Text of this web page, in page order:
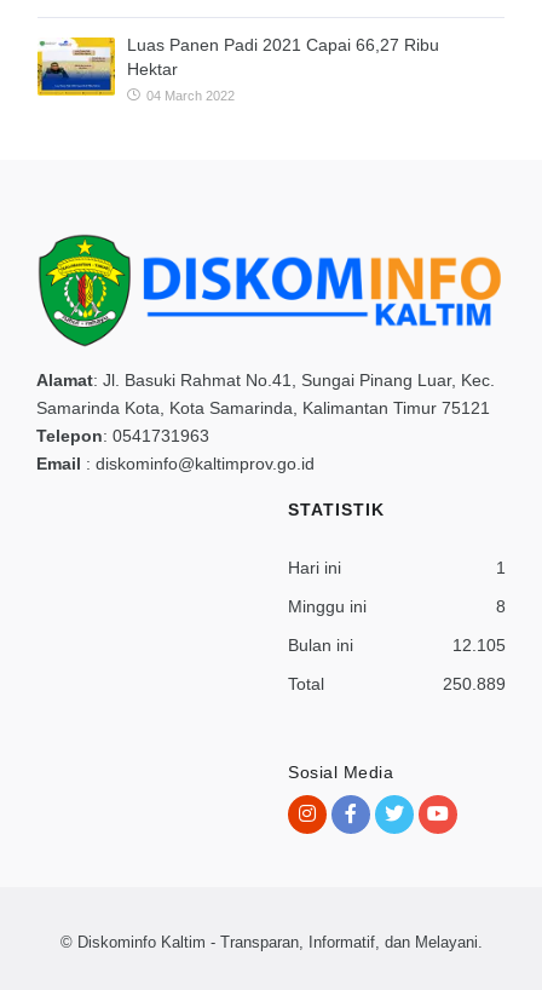
Luas Panen Padi 2021 Capai 66,27 Ribu
Hektar
04 March 2022
Alamat: Jl. Basuki Rahmat No.41, Sungai Pinang Luar, Kec.
Samarinda Kota, Kota Samarinda, Kalimantan Timur 75121
Telepon: 0541731963
Email : diskominfo@kaltimprov.go.id
STATISTIK
Hari ini
1
Minggu ini
8
Bulan ini
12.105
Total
250.889
Sosial Media
© Diskominfo Kaltim - Transparan, Informatif, dan Melayani.